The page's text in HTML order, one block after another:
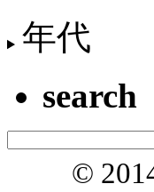
年代
search
©